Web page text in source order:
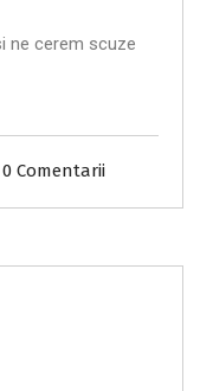
ne cerem scuze
0 Comentarii